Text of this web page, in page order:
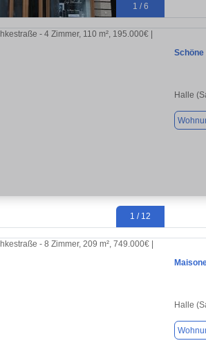
1 / 6
1 / 12
Schöne
Halle
Halle